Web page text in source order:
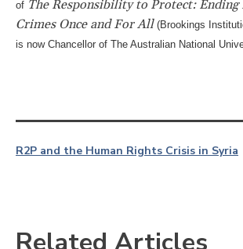
of The Responsibility to Protect:
Crimes Once and For All(Brookings
is now Chancellor of The Australian National
R2P and the Human Rights Crisis in Syria
Related Articles